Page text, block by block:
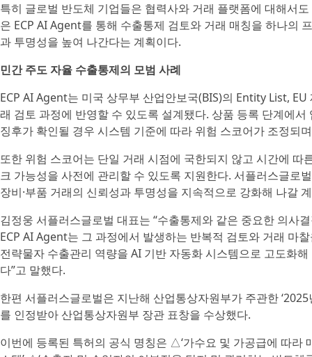
특히 글로벌 반도체 기업들은 협력사와 거래 플랫폼에 대해서
은 ECP AI Agent를 통해 수출통제 검토와 거래 매칭을 하나의
과 투명성을 높여 나간다는 계획이다.
민간 주도 자율 수출통제의 모범 사례
ECP AI Agent는 미국 상무부 산업안보국(BIS)의 Entity List,
래 검토 과정에 반영할 수 있도록 설계됐다. 상품 등록 단계에
징후가 확인될 경우 시스템 기준에 따라 위험 스코어가 조정되
또한 위험 스코어는 단일 거래 시점에 국한되지 않고 시간에
크 가능성을 사전에 관리할 수 있도록 지원한다. 서플러스글로
장비·부품 거래의 신뢰성과 투명성을 지속적으로 강화해 나갈
김정웅 서플러스글로벌 대표는 “수출통제와 같은 중요한 의
ECP AI Agent는 그 과정에서 발생하는 반복적 검토와 거래 마
전략물자 수출관리 역량을 AI 기반 자동화 시스템으로 고도화
다”고 말했다.
한편 서플러스글로벌은 지난해 산업통상자원부가 주관한
를 인정받아 산업통상자원부 장관 표창을 수상했다.
이번에 등록된 특허의 공식 명칭은 △‘가수요 및 가공급에 따